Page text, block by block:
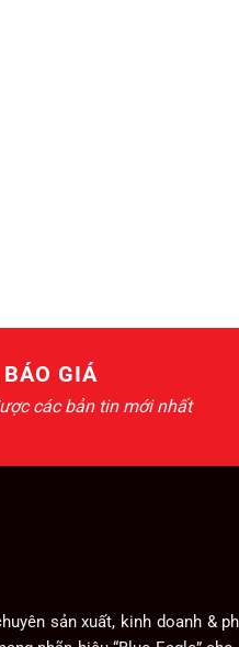
GIÁ
các bản tin mới nhất
sản xuất, kinh doanh &